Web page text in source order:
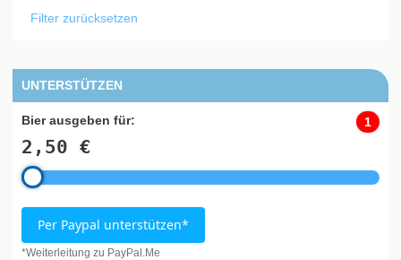
Filter zurücksetzen
UNTERSTÜTZEN
Bier ausgeben für:
2,50 €
1
Per Paypal unterstützen*
*Weiterleitung zu PayPal.Me